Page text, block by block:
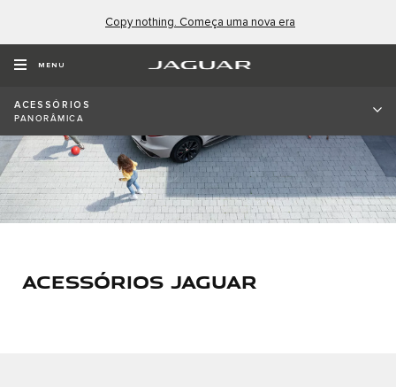
Copy nothing. Começa uma nova era
MENU
ACESSÓRIOS
PANORÂMICA
ACESSÓRIOS JAGUAR